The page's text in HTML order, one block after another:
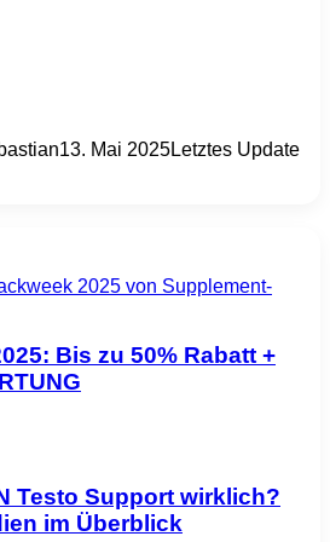
13. Mai 2025Letztes Update
Bis zu 50% Rabatt +
Testo Support wirklich?
im Überblick